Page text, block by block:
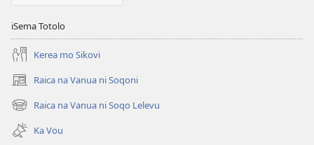
Yaca
iSema Totolo
Kerea mo Sikovi
Raica na Vanua ni Soqoni
(opens
new
window)
Raica na Vanua ni Soqo Lelevu
(opens
new
window)
Ka Vou